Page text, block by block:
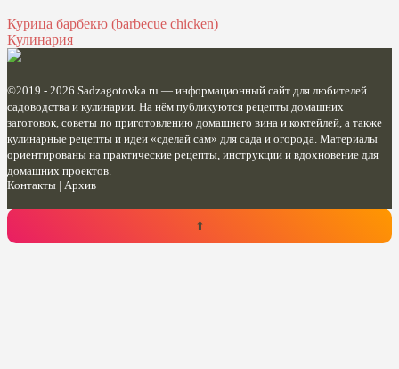
Курица барбекю (barbecue chicken)
Кулинария
©2019 - 2026 Sadzagotovka.ru — информационный сайт для любителей
садоводства и кулинарии. На нём публикуются рецепты домашних
заготовок, советы по приготовлению домашнего вина и коктейлей, а также
кулинарные рецепты и идеи «сделай сам» для сада и огорода. Материалы
ориентированы на практические рецепты, инструкции и вдохновение для
домашних проектов.
Контакты | Архив